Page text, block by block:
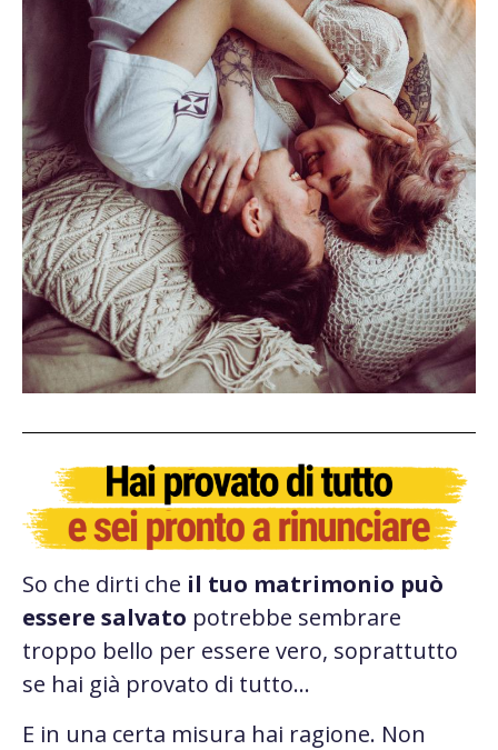
So che dirti che il tuo matrimonio può
essere salvato potrebbe sembrare
troppo bello per essere vero, soprattutto
se hai già provato di tutto…
E in una certa misura hai ragione. Non